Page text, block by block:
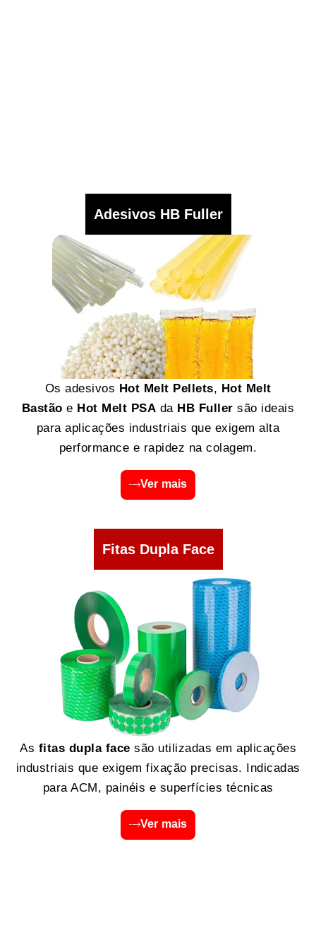
Adesivos HB Fuller
Os adesivos Hot Melt Pellets, Hot Melt
Bastão e Hot Melt PSA da HB Fuller são ideais
para aplicações industriais que exigem alta
performance e rapidez na colagem.
Ver mais
Fitas Dupla Face
As fitas dupla face são utilizadas em aplicações
industriais que exigem fixação precisas. Indicadas
para ACM, painéis e superfícies técnicas
Ver mais